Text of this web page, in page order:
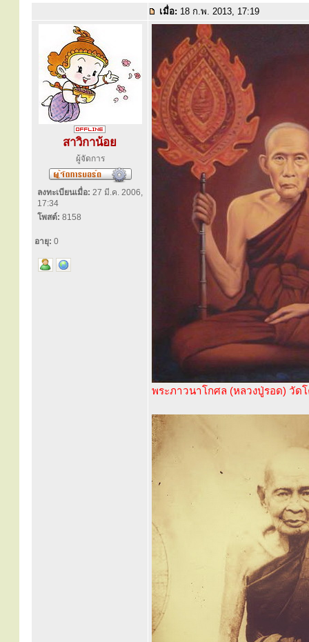
เมื่อ: 18 ก.พ. 2013, 17:19
สาวิกาน้อย
ผู้จัดการ
ลงทะเบียนเมื่อ: 27 มี.ค. 2006,
17:34
โพสต์: 8158
อายุ: 0
พระภาวนาโกศล (หลวงปู่รอด) วัด